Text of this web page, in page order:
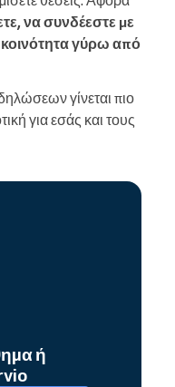
να συνδέεστε με
κοινότητα γύρω από
γίνεται πιο
για εσάς και τους
ή